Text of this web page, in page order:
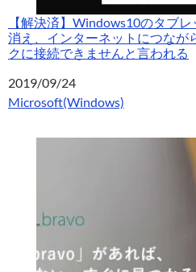
【解決済】Windows10のタブ
消え、インターネットにつなが
クに接続できませんと言われる
日付
2019/09/24
関連理由
Microsoft(Windows)